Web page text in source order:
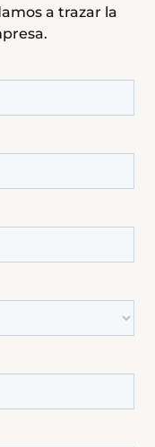
a trazar la